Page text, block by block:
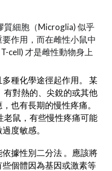
質細胞 （Microglia) 似乎
作用，而在雌性小鼠中
T-cell) 才是雌性動物身上
種化學途徑起作用。 某
有對熱的、尖銳的或其他
也有長期的慢性疼痛。
老鼠，有些慢性疼痛可能
度敏感。
據性別二分法 。應該將
個體因為基因或激素等